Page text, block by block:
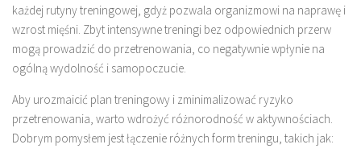
każdej rutyny treningowej, gdyż pozwala organizmowi na naprawę i
wzrost mięśni. Zbyt intensywne treningi bez odpowiednich przerw
mogą prowadzić do przetrenowania, co negatywnie wpłynie na
ogólną wydolność i samopoczucie.
Aby urozmaicić plan treningowy i zminimalizować ryzyko
przetrenowania, warto wdrożyć różnorodność w aktywnościach.
Dobrym pomysłem jest łączenie różnych form treningu, takich jak: